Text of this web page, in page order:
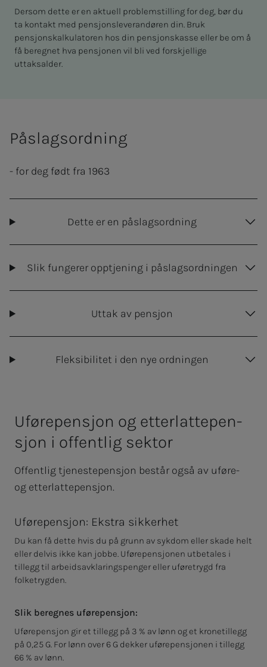
Dersom dette er en aktuell problemstilling for deg, bør du
ta kontakt med pensjonsleverandøren din. Bruk
pensjonskalkulatoren hos din pensjonskasse eller be om å
få beregnet hva pensjonen vil bli ved forskjellige
uttaksalder.
Påslagsordning
- for deg født fra 1963
Dette er en påslagsordning
Slik fungerer opptjening i påslagsordningen
Uttak av pensjon
Fleksibilitet i den nye ordningen
Uføre­­­pen­­­sjon og etter­­­lat­­te­­­pen­­­
sjon i of­­­fen­t­­­lig sek­tor
Offentlig tjenestepensjon består også av uføre-
og etterlattepensjon.
Uførepensjon: Ekstra sikkerhet
Du kan få dette hvis du på grunn av sykdom eller skade helt
eller delvis ikke kan jobbe. Uførepensjonen utbetales i
tillegg til arbeidsavklaringspenger eller uføretrygd fra
folketrygden.
Slik beregnes uførepensjon:
Uførepensjon gir et tillegg på 3 % av lønn og et kronetillegg
på 0,25 G. For lønn over 6 G dekker uførepensjonen i tillegg
66 % av lønn.